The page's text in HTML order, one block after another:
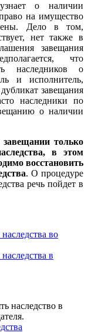
о наличии
на имущество
Дело в том,
нет также в
завещания
что
наследников о
и исполнитель,
завещания
наследники по
о наличии
только
в этом
восстановить
. О процедуре
речь пойдет в
во
в
наследство в